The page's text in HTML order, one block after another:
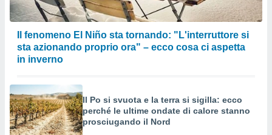
Il fenomeno El Niño sta tornando: "L'interruttore si
sta azionando proprio ora" – ecco cosa ci aspetta
in inverno
Il Po si svuota e la terra si sigilla: ecco
perché le ultime ondate di calore stanno
prosciugando il Nord